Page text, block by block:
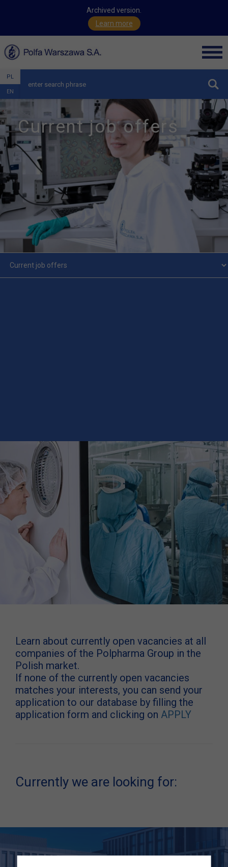
Archived version.
Learn more
PL
EN
hide
Current job offers
Learn about currently open vacancies at all
companies of the Polpharma Group in the
Polish market.
If none of the currently open vacancies
matches your interests, you can send your
application to our database by filling the
application form and clicking on APPLY
Currently we are looking for: